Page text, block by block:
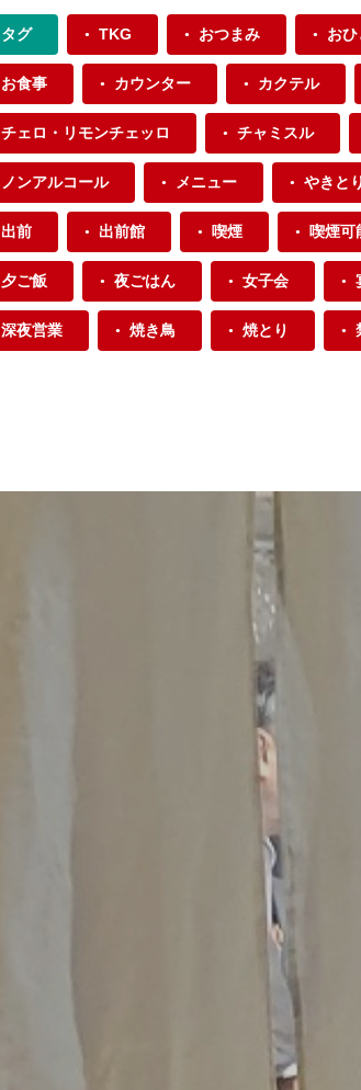
タグ TKG おつまみ お
お食事 カウンター カクテル
チェロ・リモンチェッロ チャミスル
ノンアルコール メニュー やきとり
出前 出前館 喫煙 喫煙可
夕ご飯 夜ごはん 女子会
深夜営業 焼き鳥 焼とり